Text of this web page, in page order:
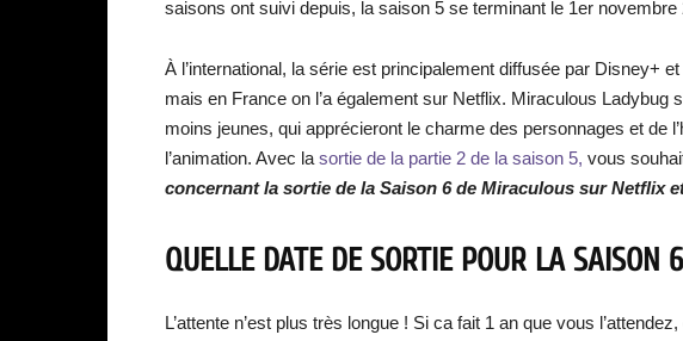
saisons ont suivi depuis, la saison 5 se terminant le 1er novembre
À l’international, la série est principalement diffusée par Disney+
mais en France on l’a également sur Netflix. Miraculous Ladybug
moins jeunes, qui apprécieront le charme des personnages et de
l’animation. Avec la sortie de la partie 2 de la saison 5, vous
concernant la sortie de la Saison 6 de Miraculous sur Netflix
QUELLE DATE DE SORTIE POUR LA SAISON
L’attente n’est plus très longue ! Si ca fait 1 an que vous